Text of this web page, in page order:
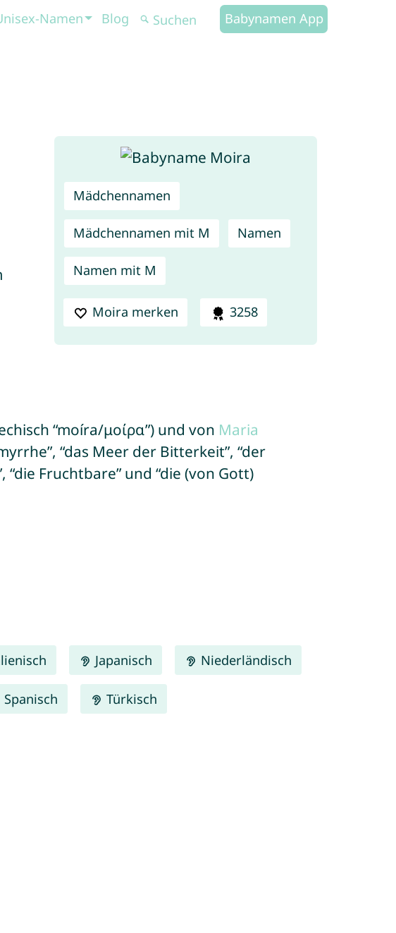
Namen Blog Babynamen App
Mädchennamen
Mädchennamen mit M Namen
Namen mit M
Moira merken 3258
“moíra/μοίρα”) und von Maria
“das Meer der Bitterkeit”, “der
“die Fruchtbare” und “die (von Gott)
Japanisch Niederländisch
Spanisch Türkisch